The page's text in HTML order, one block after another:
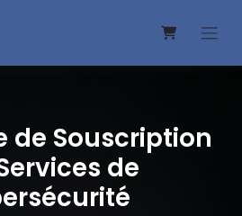
de Souscription
de